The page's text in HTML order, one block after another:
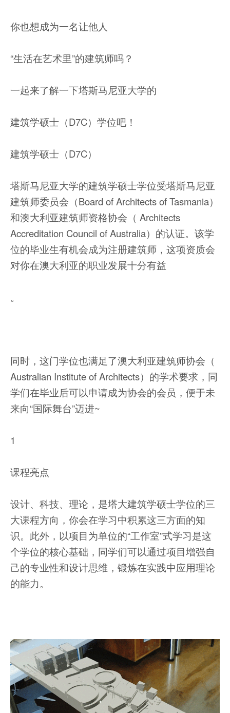
你也想成为一名让他人
“生活在艺术里”的建筑师吗？
一起来了解一下塔斯马尼亚大学的
建筑学硕士（D7C）学位吧！
建筑学硕士（D7C）
塔斯马尼亚大学的建筑学硕士学位受塔斯马尼亚
建筑师委员会（Board of Architects of Tasmania）
和澳大利亚建筑师资格协会（ Architects
Accreditation Council of Australia）的认证。该学
位的毕业生有机会成为注册建筑师，这项资质会
对你在澳大利亚的职业发展十分有益
。
同时，这门学位也满足了澳大利亚建筑师协会（
Australian Institute of Architects）的学术要求，同
学们在毕业后可以申请成为协会的会员，便于未
来向“国际舞台”迈进~
1
课程亮点
设计、科技、理论，是塔大建筑学硕士学位的三
大课程方向，你会在学习中积累这三方面的知
识。此外，以项目为单位的“工作室”式学习是这
个学位的核心基础，同学们可以通过项目增强自
己的专业性和设计思维，锻炼在实践中应用理论
的能力。